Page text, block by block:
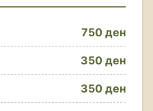
750 ден
350 ден
350 ден